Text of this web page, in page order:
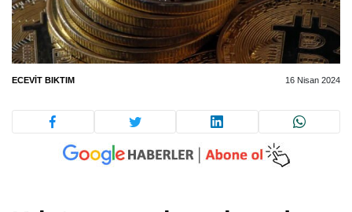
ECEVIT BIKTIM 16 Nisan 2024